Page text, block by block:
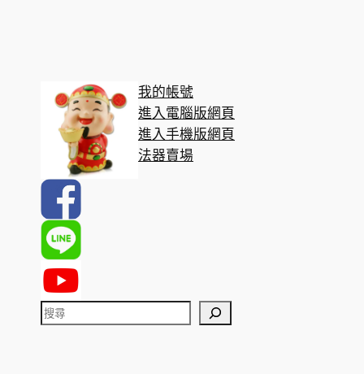
我的帳號
進入電腦版網頁
進入手機版網頁
法器賣場
搜